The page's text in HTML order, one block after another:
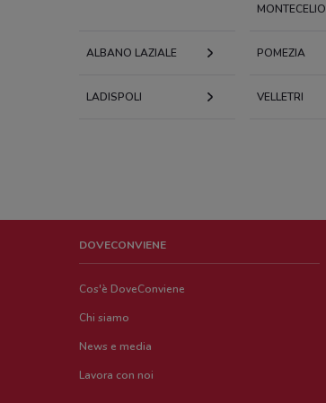
MONTECELIO
ALBANO LAZIALE POMEZIA
LADISPOLI VELLETRI
DOVECONVIENE
Cos'è DoveConviene
Chi siamo
News e media
Lavora con noi